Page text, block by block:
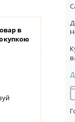
в